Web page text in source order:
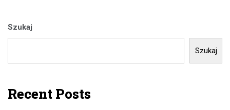
Szukaj
Szukaj
Recent Posts